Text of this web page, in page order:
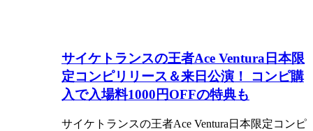
サイケトランスの王者Ace Ventura日本限
定コンピリリース＆来日公演！ コンピ購
入で入場料1000円OFFの特典も
サイケトランスの王者Ace Ventura日本限定コンピ